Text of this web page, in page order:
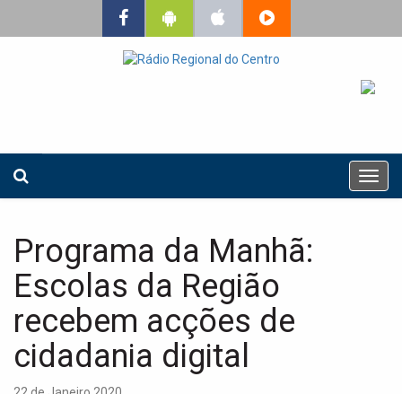
T
o
Programa da Manhã:
Escolas da Região
recebem acções de
cidadania digital